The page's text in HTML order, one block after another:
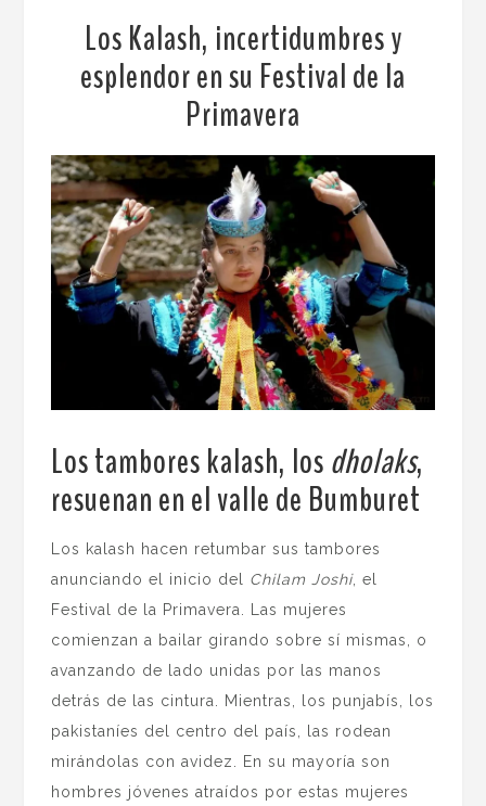
Los Kalash, incertidumbres y
esplendor en su Festival de la
Primavera
Los tambores kalash, losdholaks,
resuenan en el valle de Bumburet
Los kalash hacen retumbar sus tambores
anunciando el inicio del Chilam Joshi, el
Festival de la Primavera. Las mujeres
comienzan a bailar girando sobre sí mismas, o
avanzando de lado unidas por las manos
detrás de las cintura. Mientras, los punjabís, los
pakistaníes del centro del país, las rodean
mirándolas con avidez. En su mayoría son
hombres jóvenes atraídos por estas mujeres